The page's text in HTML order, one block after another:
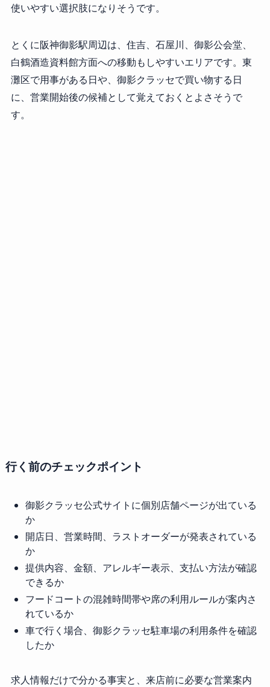
使いやすい選択肢になりそうです。
とくに阪神御影駅周辺は、住吉、石屋川、御影公会堂、
白鶴酒造資料館方面への移動もしやすいエリアです。東
灘区で用事がある日や、御影クラッセで買い物する日
に、営業開始後の候補として覚えておくとよさそうで
す。
行く前のチェックポイント
御影クラッセ公式サイトに個別店舗ページが出ている
か
開店日、営業時間、ラストオーダーが発表されている
か
提供内容、金額、アレルギー表示、支払い方法が確認
できるか
フードコートの混雑時間帯や席の利用ルールが案内さ
れているか
車で行く場合、御影クラッセ駐車場の利用条件を確認
したか
求人情報だけで分かる事実と、来店前に必要な営業案内